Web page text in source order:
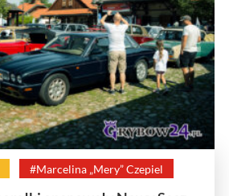
#Marcelina „Mery” Czepiel